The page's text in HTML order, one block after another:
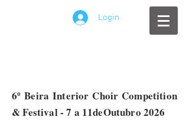
Login
6º Beira Interior Choir Competition
& Festival - 7 a 11deOutubro 2026